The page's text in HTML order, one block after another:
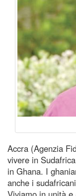
Accra (Agenzia
vivere in
in Ghana. I
anche i